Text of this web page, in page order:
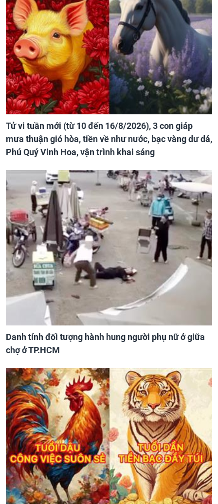
Tử vi tuần mới (từ 10 đến 16/8/2026), 3 con giáp
mưa thuận gió hòa, tiền về như nước, bạc vàng dư dả,
Phú Quý Vinh Hoa, vận trình khai sáng
Danh tính đối tượng hành hung người phụ nữ ở giữa
chợ ở TP.HCM